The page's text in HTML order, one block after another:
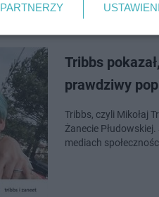
Tribbs
prawdziwy
Tribbs, czyli Mikołaj
Żanecie
mediach
PARTNERZY